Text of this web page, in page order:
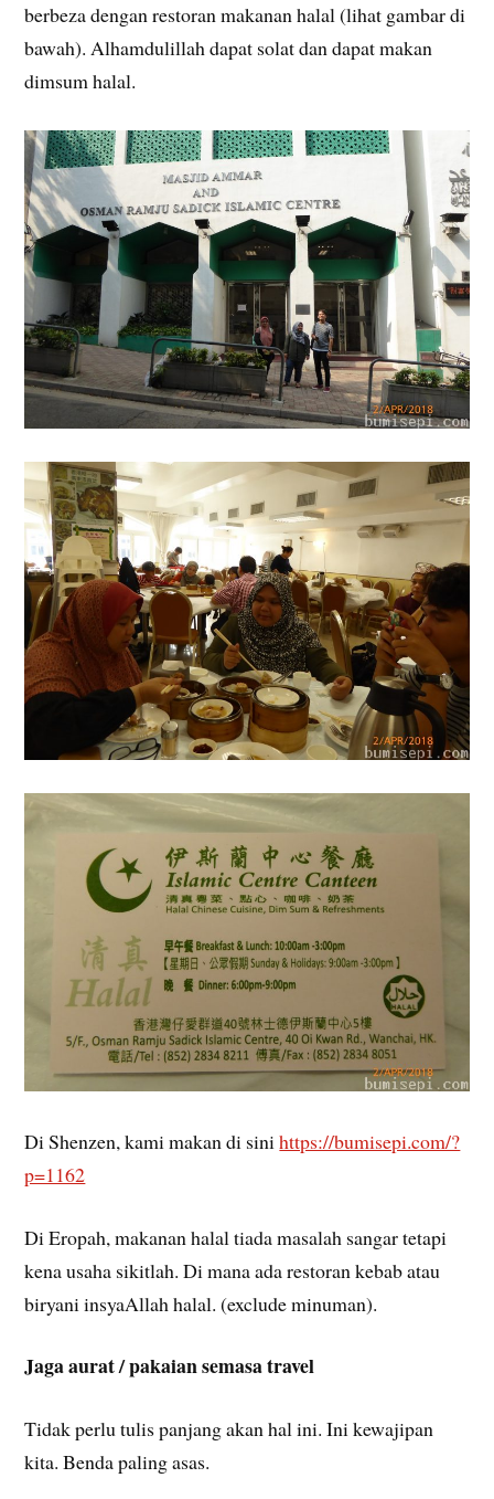
berbeza dengan restoran makanan halal (lihat gambar di
bawah). Alhamdulillah dapat solat dan dapat makan
dimsum halal.
Di Shenzen, kami makan di sinihttps://bumisepi.com/?
p=1162
Di Eropah, makanan halal tiada masalah sangar tetapi
kena usaha sikitlah. Di mana ada restoran kebab atau
biryani insyaAllah halal. (exclude minuman).
Jaga aurat / pakaian semasa travel
Tidak perlu tulis panjang akan hal ini. Ini kewajipan
kita. Benda paling asas.